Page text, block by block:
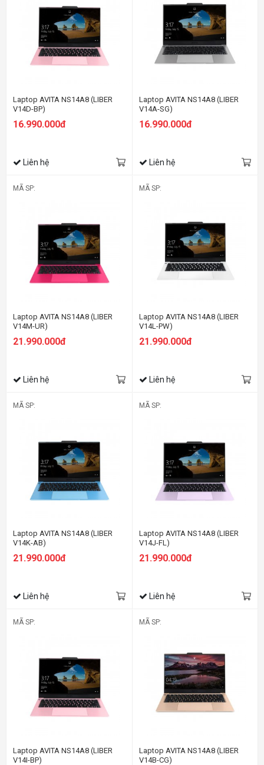
Laptop AVITA NS14A8 (LIBER
V14D-BP)
16.990.000đ
Liên hệ
Laptop AVITA NS14A8 (LIBER
V14A-SG)
16.990.000đ
Liên hệ
MÃ SP:
Laptop AVITA NS14A8 (LIBER
V14M-UR)
21.990.000đ
Liên hệ
MÃ SP:
Laptop AVITA NS14A8 (LIBER
V14L-PW)
21.990.000đ
Liên hệ
MÃ SP:
Laptop AVITA NS14A8 (LIBER
V14K-AB)
21.990.000đ
Liên hệ
MÃ SP:
Laptop AVITA NS14A8 (LIBER
V14J-FL)
21.990.000đ
Liên hệ
MÃ SP:
Laptop AVITA NS14A8 (LIBER
V14I-BP)
MÃ SP:
Laptop AVITA NS14A8 (LIBER
V14B-CG)